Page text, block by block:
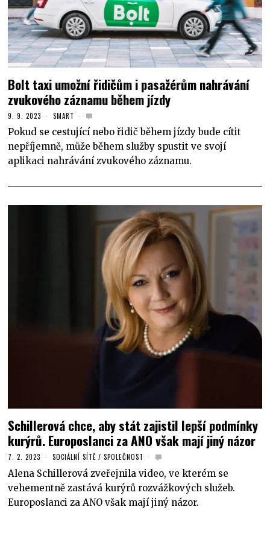
Bolt taxi umožní řidičům i pasažérům nahrávání
zvukového záznamu během jízdy
9. 9. 2023 SMART
Pokud se cestující nebo řidič během jízdy bude cítit
nepříjemně, může během služby spustit ve svojí
aplikaci nahrávání zvukového záznamu.
Schillerová chce, aby stát zajistil lepší podmínky
kurýrů. Europoslanci za ANO však mají jiný názor
7. 2. 2023 SOCIÁLNÍ SÍTĚ / SPOLEČNOST
Alena Schillerová zveřejnila video, ve kterém se
vehementně zastává kurýrů rozvážkových služeb.
Europoslanci za ANO však mají jiný názor.